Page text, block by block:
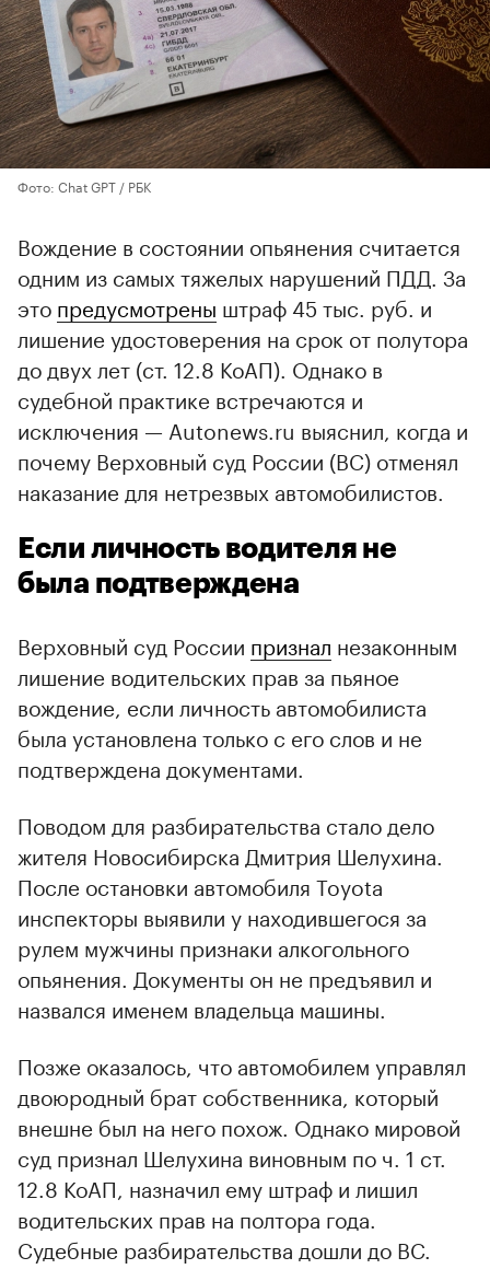
Фото: Chat GPT / РБК
Вождение в состоянии опьянения считается
одним из самых тяжелых нарушений ПДД. За
это предусмотрены штраф 45 тыс. руб. и
лишение удостоверения на срок от полутора
до двух лет (ст. 12.8 КоАП). Однако в
судебной практике встречаются и
исключения — Autonews.ru выяснил, когда и
почему Верховный суд России (ВС) отменял
наказание для нетрезвых автомобилистов.
Если личность водителя не
была подтверждена
Верховный суд России признал незаконным
лишение водительских прав за пьяное
вождение, если личность автомобилиста
была установлена только с его слов и не
подтверждена документами.
Поводом для разбирательства стало дело
жителя Новосибирска Дмитрия Шелухина.
После остановки автомобиля Toyota
инспекторы выявили у находившегося за
рулем мужчины признаки алкогольного
опьянения. Документы он не предъявил и
назвался именем владельца машины.
Позже оказалось, что автомобилем управлял
двоюродный брат собственника, который
внешне был на него похож. Однако мировой
суд признал Шелухина виновным по ч. 1 ст.
12.8 КоАП, назначил ему штраф и лишил
водительских прав на полтора года.
Судебные разбирательства дошли до ВС.